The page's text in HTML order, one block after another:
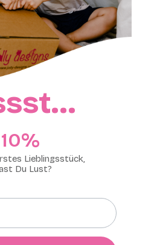
10%​
Lieblingsstück,
Du Lust?